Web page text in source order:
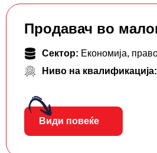
Продавач во
Сектор: Економија,
Ниво на квалификација:
Види повеќе